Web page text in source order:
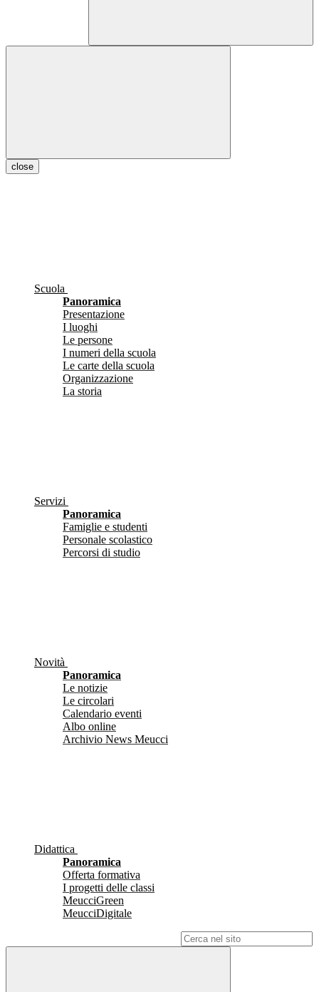
close
Scuola
Panoramica
Presentazione
I luoghi
Le persone
I numeri della scuola
Le carte della scuola
Organizzazione
La storia
Servizi
Panoramica
Famiglie e studenti
Personale scolastico
Percorsi di studio
Novità
Panoramica
Le notizie
Le circolari
Calendario eventi
Albo online
Archivio News Meucci
Didattica
Panoramica
Offerta formativa
I progetti delle classi
MeucciGreen
MeucciDigitale